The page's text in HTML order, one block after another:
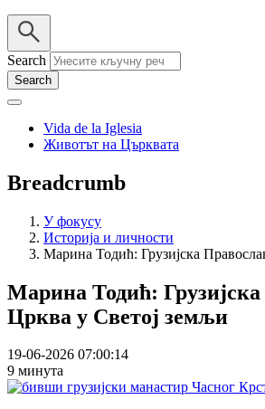
Search
Vida de la Iglesia
Животът на Църквата
Breadcrumb
У фокусу
Историја и личности
Марина Тодић: Грузијска
Марина Тодић:
Црква у Светој земљи
19-06-2026 07:00:14
9 минута